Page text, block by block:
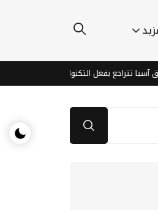
تتراجع بفعل التكنولوجيا.. والنفط يراقب